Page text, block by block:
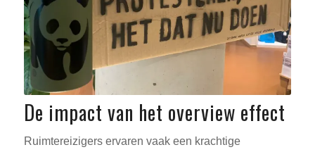
De impact van het overview effect
Ruimtereizigers ervaren vaak een krachtige